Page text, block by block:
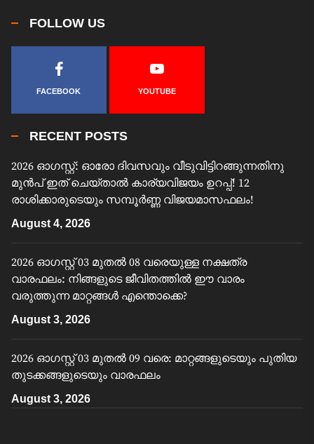
FOLLOW US
FACEBOOK YOUTUBE
RECENT POSTS
2026 ഓഗസ്റ്റ്: ഓരോ ദിവസവും വീടുവിട്ടിറങ്ങുന്നതിനു
മുൻപ് ഇത് ചെയ്താൽ കാര്യവിജയം ഉറപ്പ്! 12
രാശിക്കാരുടെയും സമ്പൂർണ്ണ വിജയമാസഫലം!
August 4, 2026
2026 ഓഗസ്റ്റ് 03 മുതൽ 08 വരെയുള്ള നക്ഷത്ര
വാരഫലം: നിങ്ങളുടെ ജീവിതത്തിൽ ഈ വാരം
വരുത്തുന്ന മാറ്റങ്ങൾ എന്തൊക്കെ?
August 3, 2026
2026 ഓഗസ്റ്റ് 03 മുതൽ 09 വരെ: മാറ്റങ്ങളുടെയും പുതിയ
തുടക്കങ്ങളുടെയും വാരഫലം
August 3, 2026